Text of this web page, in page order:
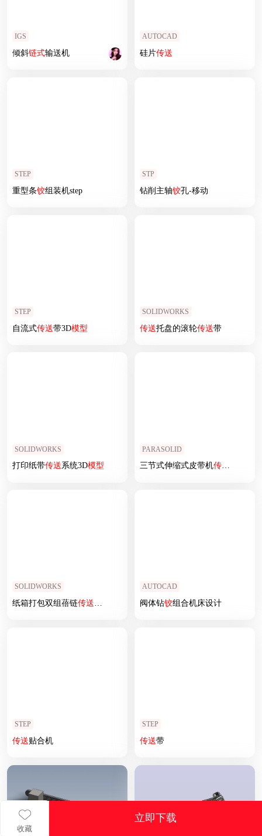
收藏
立即下载
IGS
倾斜链式输送机
AUTOCAD
硅片传送
STEP
重型条铰组装机step
STP
钻削主轴铰孔-移动
STEP
自流式传送带3D模型
SOLIDWORKS
传送托盘的滚轮传送带
SOLIDWORKS
打印纸带传送系统3D模型
PARASOLID
三节式伸缩式皮带机传送
SOLIDWORKS
纸箱打包双组蓓链传送 sw17可编辑
AUTOCAD
阀体钻铰组合机床设计
STEP
传送贴合机
STEP
传送带